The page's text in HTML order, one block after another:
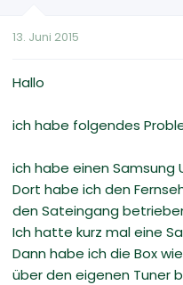
e
t
13. Juni 2015
Hallo
ich habe folgendes
ich habe einen Samsung
Dort habe ich den
den Sateingang
Ich hatte kurz mal eine
Dann habe ich die Box
über den eigenen Tuner